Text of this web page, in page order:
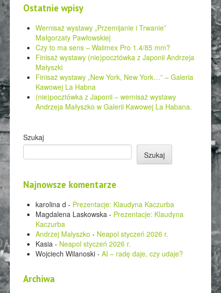
Ostatnie wpisy
Wernisaż wystawy „Przemijanie i Trwanie”
Małgorzaty Pawłowskiej
Czy to ma sens – Walimex Pro 1.4/85 mm?
Finisaż wystawy (nie)pocztówka z Japonii Andrzeja
Małyszki
Finisaż wystawy „New York, New York…” – Galeria
Kawowej La Habna
(nie)pocztówka z Japonii – wernisaż wystawy
Andrzeja Małyszko w Galerii Kawowej La Habana.
Szukaj
Szukaj
Najnowsze komentarze
karolina d - Prezentacje: Klaudyna Kaczurba
Magdalena Laskowska - Prezentacje: Klaudyna
Kaczurba
Andrzej Malyszko - Neapol styczeń 2026 r.
Kasia - Neapol styczeń 2026 r.
Wojciech Wilanoski -AI – radę daje, czy udaje?
Archiwa